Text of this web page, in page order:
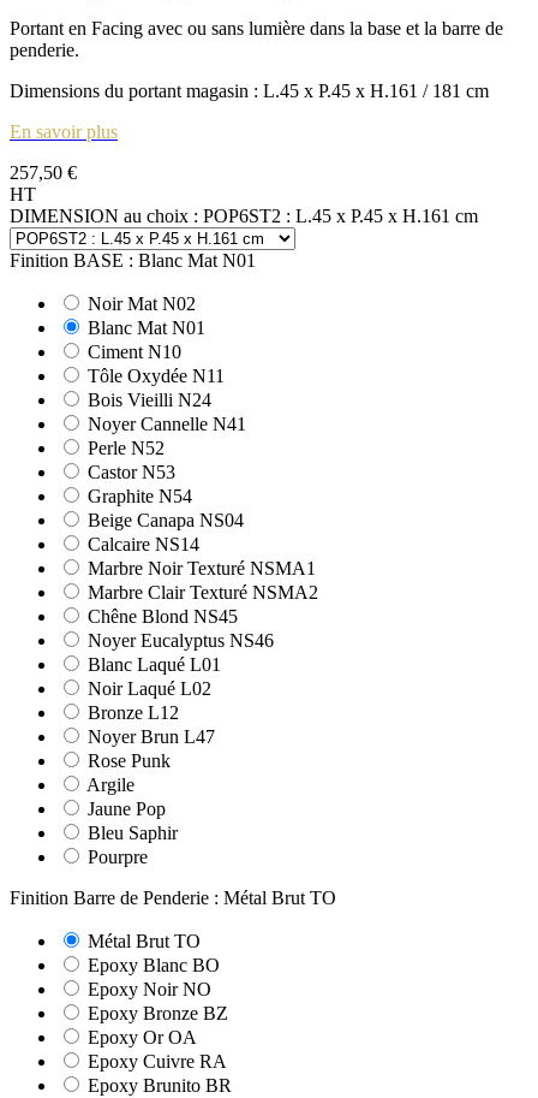
Portant en Facing avec ou sans lumière dans la base et la barre de
penderie.
Dimensions du portant magasin : L.45 x P.45 x H.161 / 181 cm
En savoir plus
257,50 €
HT
DIMENSION au choix : POP6ST2 : L.45 x P.45 x H.161 cm
Finition BASE : Blanc Mat N01
Noir Mat N02
Blanc Mat N01
Ciment N10
Tôle Oxydée N11
Bois Vieilli N24
Noyer Cannelle N41
Perle N52
Castor N53
Graphite N54
Beige Canapa NS04
Calcaire NS14
Marbre Noir Texturé NSMA1
Marbre Clair Texturé NSMA2
Chêne Blond NS45
Noyer Eucalyptus NS46
Blanc Laqué L01
Noir Laqué L02
Bronze L12
Noyer Brun L47
Rose Punk
Argile
Jaune Pop
Bleu Saphir
Pourpre
Finition Barre de Penderie : Métal Brut TO
Métal Brut TO
Epoxy Blanc BO
Epoxy Noir NO
Epoxy Bronze BZ
Epoxy Or OA
Epoxy Cuivre RA
Epoxy Brunito BR